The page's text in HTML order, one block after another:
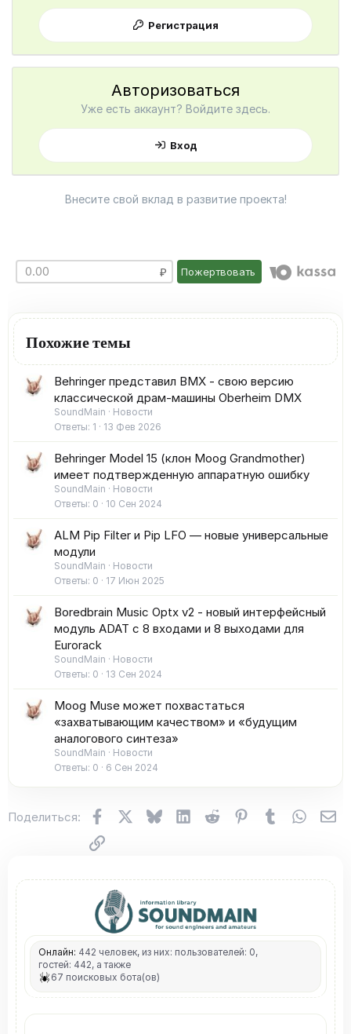
Регистрация
Авторизоваться
Уже есть аккаунт? Войдите здесь.
Вход
Внесите свой вклад в развитие проекта!
Пожертвовать
Похожие темы
Behringer представил BMX - свою версию
классической драм-машины Oberheim DMX
SoundMain
Новости
Ответы 1 13 Фев 2026
Behringer Model 15 (клон Moog Grandmother)
имеет подтвержденную аппаратную ошибку
SoundMain
Новости
Ответы 0 10 Сен 2024
ALM Pip Filter и Pip LFO — новые универсальные
модули
SoundMain
Новости
Ответы 0 17 Июн 2025
Boredbrain Music Optx v2 - новый интерфейсный
модуль ADAT с 8 входами и 8 выходами для
Eurorack
SoundMain
Новости
Ответы 0 13 Сен 2024
Moog Muse может похвастаться
«захватывающим качеством» и «будущим
аналогового синтеза»
SoundMain
Новости
Ответы 0 6 Сен 2024
Поделиться: FacebookX (Twitter)
BlueskyLinkedInReddit Pinterest
Tumblr
Ссылка
Онлайн: 442 человек, из них: пользователей: 0,
гостей: 442, а также
67 поисковых бота(ов)